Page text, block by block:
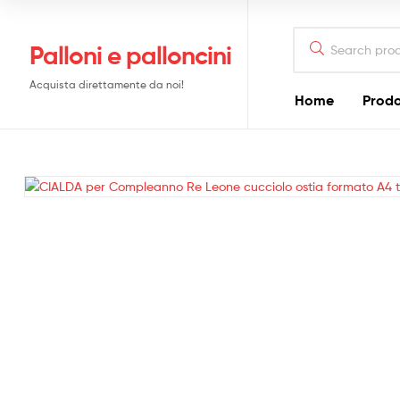
Palloni e palloncini
Acquista direttamente da noi!
for:
Home